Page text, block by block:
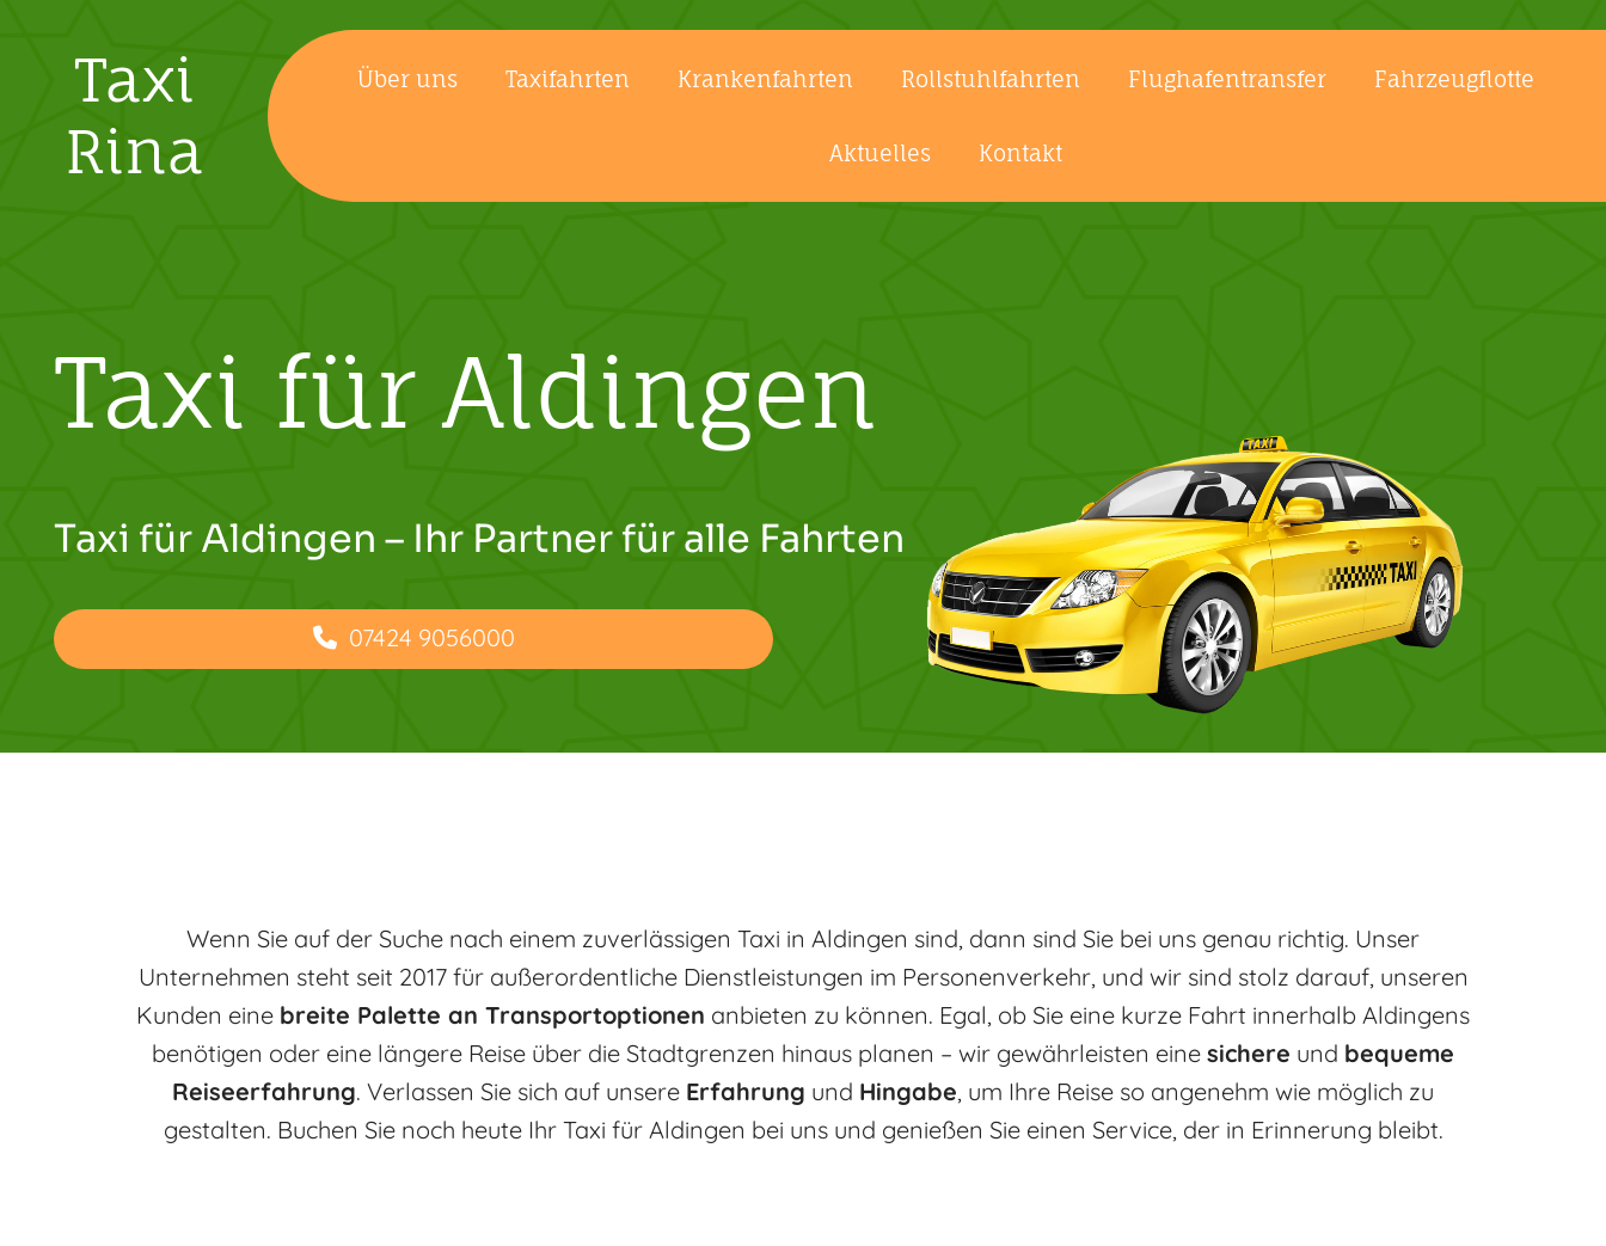
Taxi
Rina
Über uns Taxifahrten Krankenfahrten Rollstuhlfahrten Flughafentransfer Fahrzeugflotte
Aktuelles Kontakt
Taxi für Aldingen
Taxi für Aldingen – Ihr Partner für alle Fahrten
07424 9056000
Wenn Sie auf der Suche nach einem zuverlässigen Taxi in Aldingen sind, dann sind Sie bei uns genau richtig. Unser
Unternehmen steht seit 2017 für außerordentliche Dienstleistungen im Personenverkehr, und wir sind stolz darauf, unseren
Kunden eine breite Palette an Transportoptionen anbieten zu können. Egal, ob Sie eine kurze Fahrt innerhalb Aldingens
benötigen oder eine längere Reise über die Stadtgrenzen hinaus planen – wir gewährleisten eine sichere und bequeme
Reiseerfahrung. Verlassen Sie sich auf unsere Erfahrung und Hingabe, um Ihre Reise so angenehm wie möglich zu
gestalten. Buchen Sie noch heute Ihr Taxi für Aldingen bei uns und genießen Sie einen Service, der in Erinnerung bleibt.